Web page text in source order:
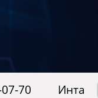
70 Инта